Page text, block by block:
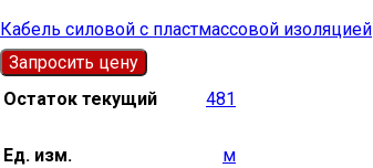
Кабель силовой с пластмассовой изоляцией
Запросить цену
Остаток текущий
481
Ед. изм. м